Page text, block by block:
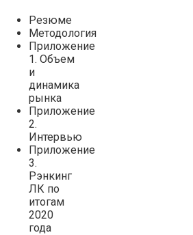
Резюме
Методология
Приложение
1. Объем
и
динамика
рынка
Приложение
2.
Интервью
Приложение
3.
Рэнкинг
ЛК по
итогам
2020
года